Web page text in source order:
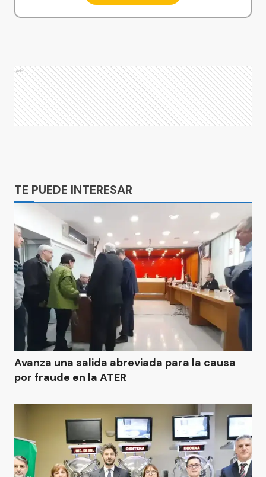
Ads
TE PUEDE INTERESAR
Avanza una salida abreviada para la causa
por fraude en la ATER